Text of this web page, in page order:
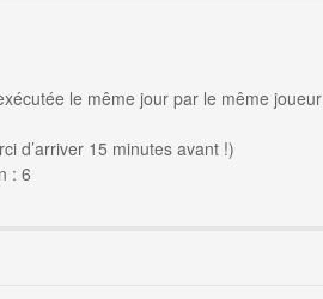
le même jour par le même joueur
d’arriver 15 minutes avant !)
: 6